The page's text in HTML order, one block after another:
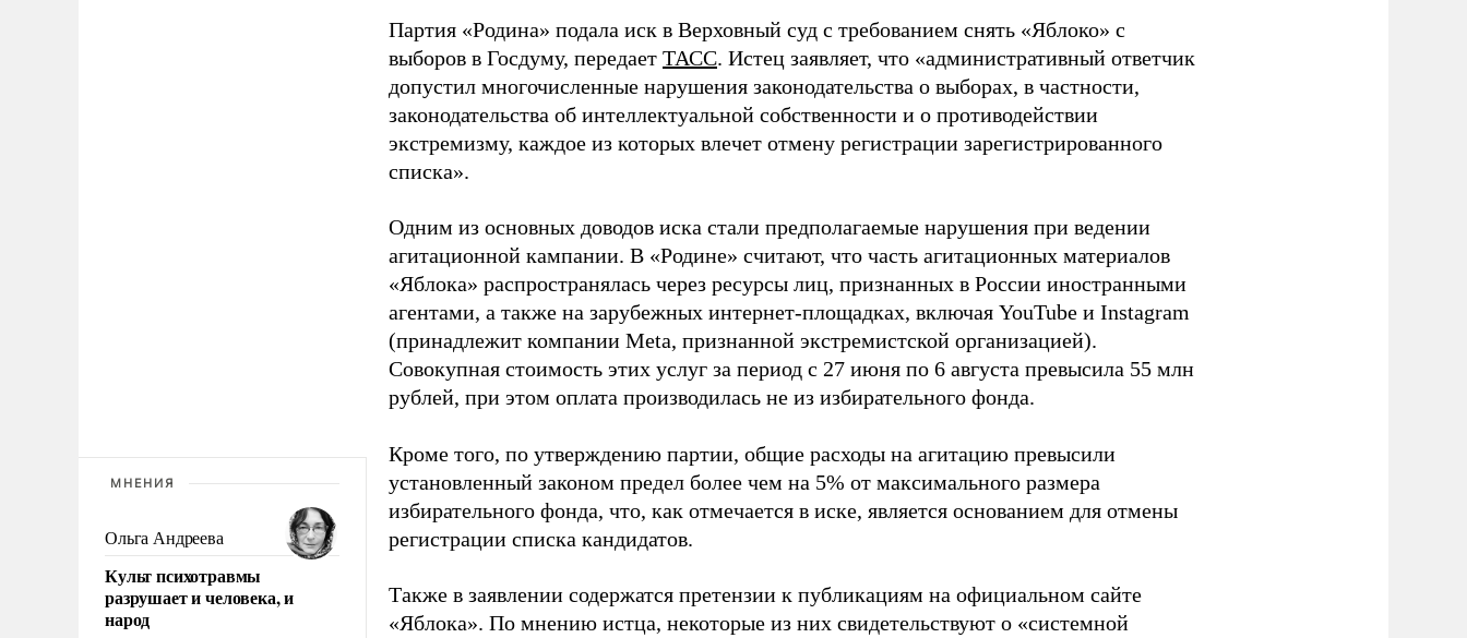
МНЕНИЯ
Ольга Андреева
Культ психотравмы
разрушает и человека, и
народ
Партия «Родина» подала иск в Верховный суд с требованием снять «Яблоко» с
выборов в Госдуму, передает ТАСС. Истец заявляет, что «административный ответчик
допустил многочисленные нарушения законодательства о выборах, в частности,
законодательства об интеллектуальной собственности и о противодействии
экстремизму, каждое из которых влечет отмену регистрации зарегистрированного
списка».
Одним из основных доводов иска стали предполагаемые нарушения при ведении
агитационной кампании. В «Родине» считают, что часть агитационных материалов
«Яблока» распространялась через ресурсы лиц, признанных в России иностранными
агентами, а также на зарубежных интернет-площадках, включая YouTube и Instagram
(принадлежит компании Meta, признанной экстремистской организацией).
Совокупная стоимость этих услуг за период с 27 июня по 6 августа превысила 55 млн
рублей, при этом оплата производилась не из избирательного фонда.
Кроме того, по утверждению партии, общие расходы на агитацию превысили
установленный законом предел более чем на 5% от максимального размера
избирательного фонда, что, как отмечается в иске, является основанием для отмены
регистрации списка кандидатов.
Также в заявлении содержатся претензии к публикациям на официальном сайте
«Яблока». По мнению истца, некоторые из них свидетельствуют о «системной